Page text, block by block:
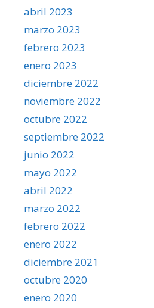
abril 2023
marzo 2023
febrero 2023
enero 2023
diciembre 2022
noviembre 2022
octubre 2022
septiembre 2022
junio 2022
mayo 2022
abril 2022
marzo 2022
febrero 2022
enero 2022
diciembre 2021
octubre 2020
enero 2020